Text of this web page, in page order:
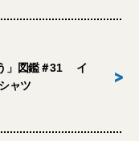
」図鑑＃31 イ
ャツ
>